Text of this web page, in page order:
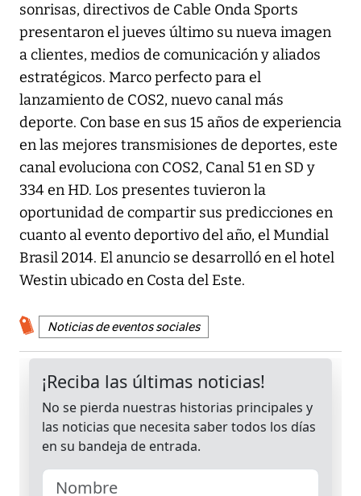
sonrisas, directivos de Cable Onda Sports
presentaron el jueves último su nueva imagen
a clientes, medios de comunicación y aliados
estratégicos. Marco perfecto para el
lanzamiento de COS2, nuevo canal más
deporte. Con base en sus 15 años de experiencia
en las mejores transmisiones de deportes, este
canal evoluciona con COS2, Canal 51 en SD y
334 en HD. Los presentes tuvieron la
oportunidad de compartir sus predicciones en
cuanto al evento deportivo del año, el Mundial
Brasil 2014. El anuncio se desarrolló en el hotel
Westin ubicado en Costa del Este.
Noticias de eventos sociales